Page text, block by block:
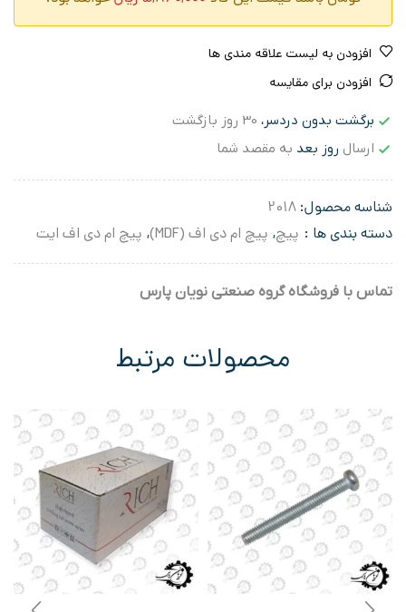
افزودن به لیست علاقه مندی ها
افزودن برای مقایسه
برگشت بدون دردسر،
ارسال روز بعد به مقصد شما
شناسه محصول: 2018
دسته بندی ها : پیچ, پیچ ام دی اف (MDF) , پیچ ام دی اف ایت
تماس با فروشگاه گروه صنعتی نویان پارس
محصولات مرتبط